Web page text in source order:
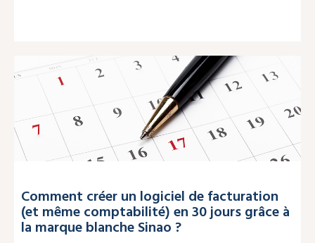
Comment créer un logiciel de facturation
(et même comptabilité) en 30 jours grâce à
la marque blanche Sinao ?